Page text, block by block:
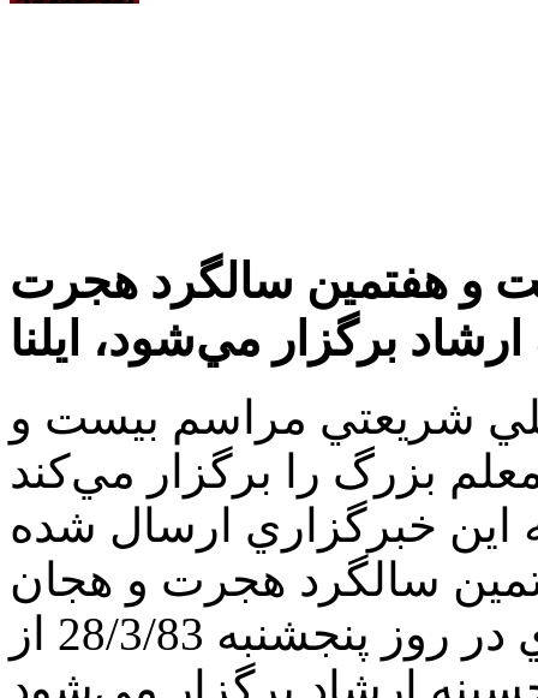
و هفتمين سالگرد هجرت
برگزار مي‌‏شود، ايلنا
شريعتي مراسم بيست و
اين خبرگزاري ارسال شده
سالگرد هجرت و هجان
معلم عرفان, برابري و آزادي در روز پنجشنبه 28/3/83 از